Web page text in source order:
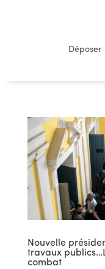
Déposer
Nouvelle
travaux
combat